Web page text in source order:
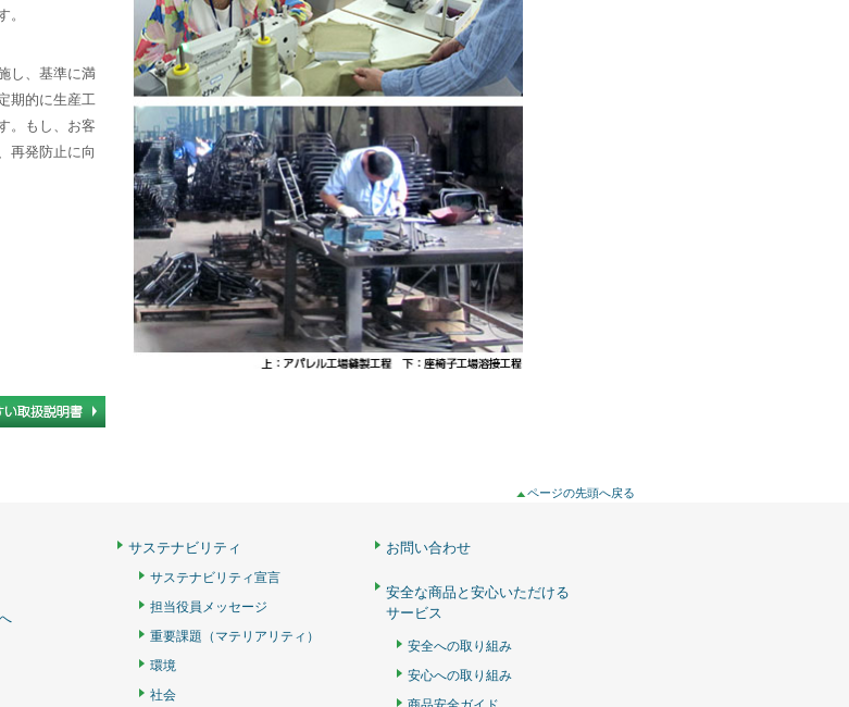
。
し、基準に満
期的に生産工
。もし、お客
再発防止に向
ページの先頭へ戻る
サステナビリティ
サステナビリティ宣言
担当役員メッセージ
重要課題（マテリアリティ）
環境
社会
お問い合わせ
安全な商品と安心いただける
サービス
安全への取り組み
安心への取り組み